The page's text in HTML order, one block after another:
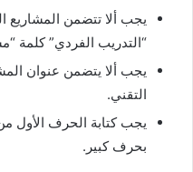
يجب ألا تتضمن المشاريع
“التدريب الفردي” كلمة
يجب ألا يتضمن عنوان
التقني.
يجب كتابة الحرف الأول
بحرف كبير.